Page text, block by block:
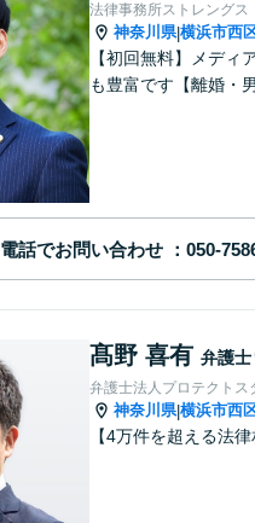
法律事務所ストレングス
神奈川県|横浜市西
【初回無料】メデ
も豊富です【離婚・
電話でお問い合わせ
髙野 喜有 弁護士
弁護士法人プロテクトス
神奈川県|横浜市西
【4万件を超える法